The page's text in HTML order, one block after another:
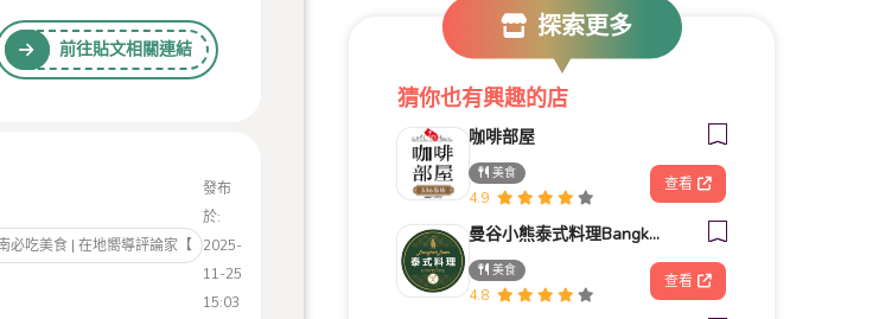
前往貼文相關連結
必吃美食 | 在地嚮導評論家【
發布
於:
2025-
11-25
15:03
探索更多
猜你也有興趣的店
咖啡部屋
美食
4.9
查看
曼谷小熊泰式料理Bangkok Bear Thai Cuisine
美食
4.8
查看